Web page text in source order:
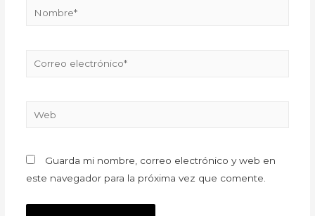
Guarda mi nombre, correo electrónico y web en
este navegador para la próxima vez que comente.